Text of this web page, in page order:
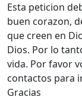
Esta peticion
buen corazon,
que creen en
Dios. Por lo
vida. Por favor
contactos para
Gracias